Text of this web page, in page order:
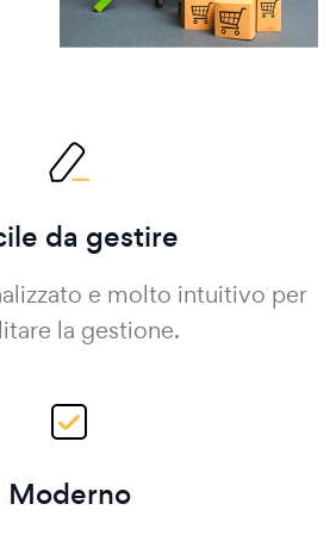
da gestire
e molto intuitivo per
la gestione.
Moderno